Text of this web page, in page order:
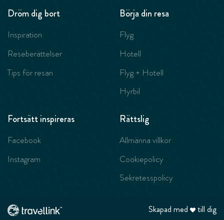
Dröm dig bort
Inspiration
Reseberättelser
Tips för resan
Börja din resa
Flyg
Hotell
Flyg + Hotell
Hyrbil
Fortsätt inspireras
Facebook
Instagram
Rättslig
Allmänna villkor
Cookiepolicy
Sekretesspolicy
Skapad med till dig